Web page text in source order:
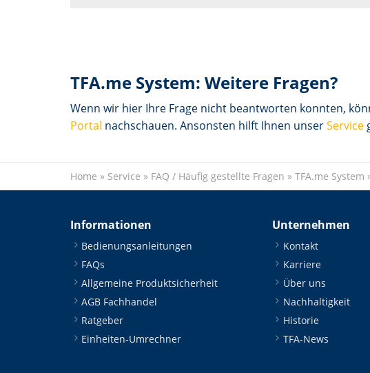
TFA.me System: Weitere Fragen?
Wenn wir hier Ihre Frage nicht beantworten konnten,
Portal nachschauen. Ansonsten hilft Ihnen unserService
Home » Service » FAQ / Häufig gestellte Fragen » TFA.me System
Informationen
Bedienungsanleitungen
FAQs
Allgemeine Produktsicherheit
AGB Fachhandel
Ratgeber
Einheiten-Umrechner
Unternehmen
Kontakt
Karriere
Über uns
Nachhaltigkeit
Historie
TFA-News